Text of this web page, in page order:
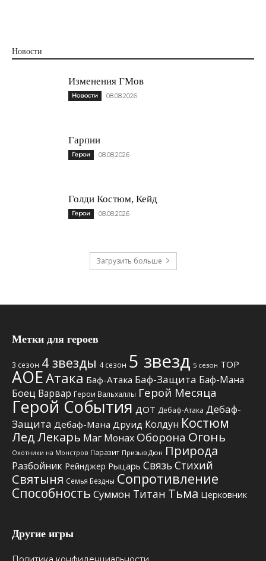
Новости
Изменения ГМов
Новости 08.08.2026
Гарпии
Герои 08.08.2026
Голди Костюм, Кейд
Герои 08.08.2026
Загрузить больше
Метки для героев
3 сезон 4 звезды 4 сезон 5 звезд 5 сезон TOP
АОЕАтака Баф-Атака Баф-Защита Баф-Мана
Боец Варвар Герои Вальхаллы Герой Месяца
Герой События ДОТ Дебаф-Атака Дебаф-
Защита Дебаф-Мана Друид Колдун Костюм
ЛедЛекарь Маг Монах Оборона Огонь
Охотники на Монстров Паразит Призыв Дюн Природа
Разбойник Рейнджер Рыцарь Связь Стихий
Святыня Семья Бездны Сопротивление
Способность Суммон Титан Тьма Церковник
Другие игры